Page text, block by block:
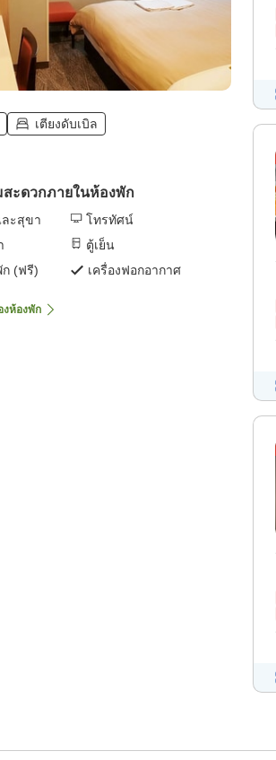
เตียงดับเบิล
ะดวกภายในห้องพัก
ะสุขา
โทรทัศน์
ตู้เย็น
ก (ฟรี)
เครื่องฟอกอากาศ
งห้องพัก